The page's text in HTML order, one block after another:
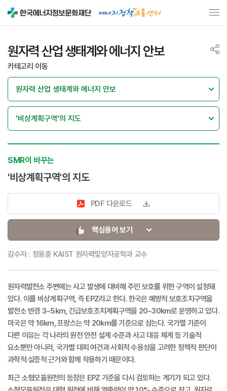
원자력 산업 생태계와 에너지 안보
카테고리 이동
SMR이 바꾸는
'비상계획구역'의 지도
PDF 다운로드
핵심용어 보기
감수자 : 정용훈 KAIST 원자력및양자공학과 교수
원자력발전소 주변에는 사고 발생에 대비해 주민 보호를 위한 구역이 설정돼
있다. 이를 비상계획구역, 즉 EPZ라고 한다. 한국은 예방적 보호조치구역을
발전소 반경 3~5km, 긴급보호조치계획구역을 20~30km로 운영하고 있다.
미국은 약 16km, 프랑스는 약 20km를 기준으로 삼는다. 국가별 기준이
다른 이유는 각 나라의 원전 안전 설계 수준과 사고 대응 체계 등 기술적
요소뿐만 아니라, 국가별 대피 여건과 사회적 수용성을 고려한 정책적 판단이
과학적·실증적 근거와 함께 작용하기 때문이다.
최근 소형모듈원전의 등장은 EPZ 기준을 다시 검토하는 계기가 되고 있다.